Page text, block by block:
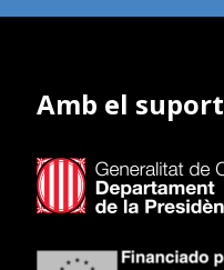
Amb el suport